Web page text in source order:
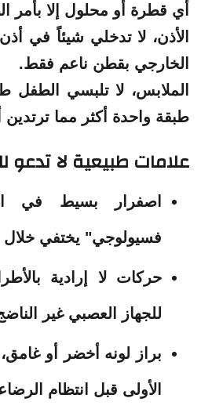
أي قطرة أو محلول إلا بأمر
الأذن، لا تدخلي شيئاً في
الخارجي بقطن ناعم فقط.
الملابس، لا تلبسي الطفل
طبقة واحدة أكثر مما ترتدين
علامات طبيعية لا تدعو
اصفرار بسيط في
فسيولوجي" يختفي خلال
حركات لا إرادية
للجهاز العصبي غير
براز لونه أخضر أو
الأولى قبل انتظام